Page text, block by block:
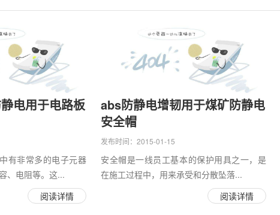
电用于电路板
有非常多的电子元器
、电阻等。这...
阅读详情
abs防静电增韧用于煤矿防静电
安全帽
发布时间：2015-01-15
安全帽是一线员工基本的保护用具之一，是
在施工过程中，用来承受和分散坠落...
阅读详情